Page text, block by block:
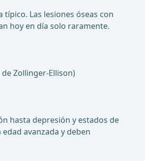
Las lesiones óseas con
hoy en día solo raramente.
Zollinger-Ellison)
hasta depresión y estados de
avanzada y deben